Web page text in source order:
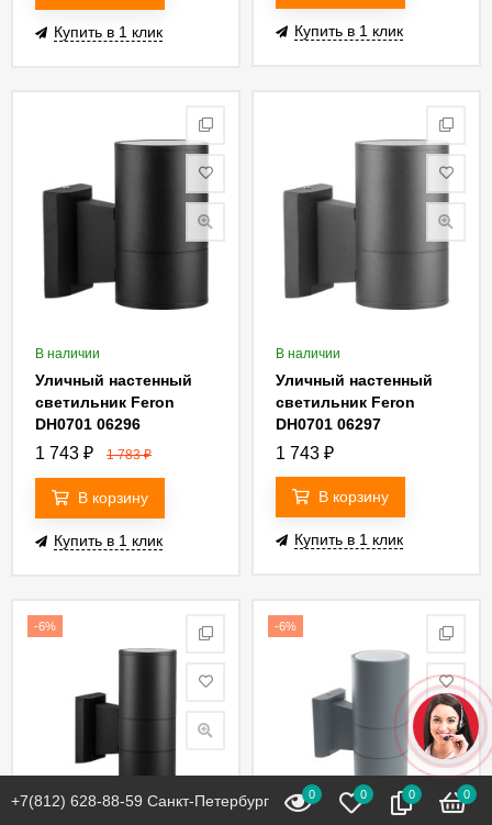
Купить в 1 клик Купить в 1 клик
В наличии
Уличный настенный
светильник Feron
DH0701 06296
1 743 ₽ 1 783₽
В корзину
Купить в 1 клик
В наличии
Уличный настенный
светильник Feron
DH0701 06297
1 743 ₽
В корзину
Купить в 1 клик
-6% -6%
0 0 0 0
+7(812) 628-88-59 Санкт-Петербург